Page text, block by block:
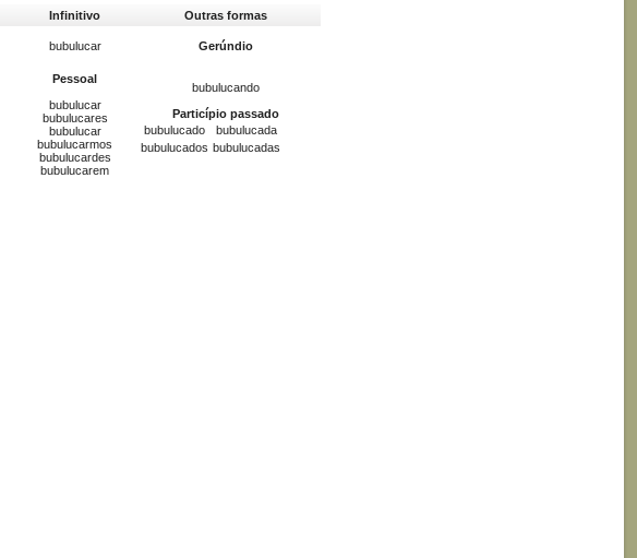
Infinitivo Outras formas
bubulucar Gerúndio
Pessoal
bubulucar
bubulucares
bubulucar
bubulucarmos
bubulucardes
bubulucarem
bubulucando
Particípio passado
bubulucado
bubulucada
bubulucados bubulucadas